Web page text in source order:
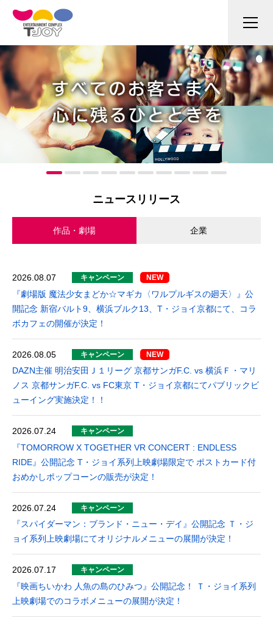
ニュースリリース
作品・劇場 企業
2026.08.07 キャンペーン
『劇場版 魔法少女まどか☆マギカ〈ワルプルギスの廻天〉』公
開記念 新宿バルト9、横浜ブルク13、T・ジョイ京都にて、コラ
ボカフェの開催が決定！
2026.08.05 キャンペーン
DAZN主催 明治安田Ｊ１リーグ 京都サンガF.C. vs 横浜Ｆ・マリ
ノス 京都サンガF.C. vs FC東京 T・ジョイ京都にてパブリックビ
ューイング実施決定！！
2026.07.24 キャンペーン
『TOMORROW X TOGETHER VR CONCERT : ENDLESS
RIDE』公開記念 T・ジョイ系列上映劇場限定で ポストカード付
おめかしポップコーンの販売が決定！
2026.07.24 キャンペーン
『スパイダーマン：ブランド・ニュー・デイ』公開記念 Ｔ・ジ
ョイ系列上映劇場にてオリジナルメニューの展開が決定！
2026.07.17 キャンペーン
『映画ちいかわ 人魚の島のひみつ』公開記念！ Ｔ・ジョイ系列
上映劇場でのコラボメニューの展開が決定！